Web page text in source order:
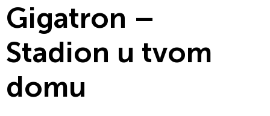
Gigatron –
Stadion u tvom
domu